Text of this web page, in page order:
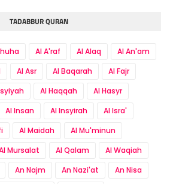
TADABBUR QURAN
Al A'raf Al Alaq
Al An'am
Al Asr Al Baqarah
Al Fajr
Al Haqqah
Al Hasyr
Al Insan Al Insyirah
Al Isra'
Al Maidah
Al Mu'minun
Mursalat Al Qalam
Al Waqiah
An Najm An Nazi'at
An Nisa